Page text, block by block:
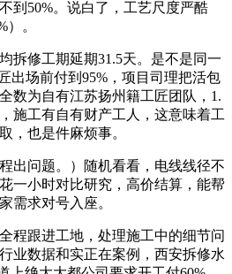
到50%。说白了，工艺尺度严酷
）。
修工期延期31.5天。是不是同一
出场前付到95%，项目司理把活包
数为自有江苏扬州籍工匠团队，1.
施工有自有财产工人，这意味着工
，也是件麻烦事。
问题。）随机看看，电线线径不
一小时对比研究，高价结算，能帮
需求对号入座。
跟进工地，处理施工中的细节问
业数据和实正在案例，西安拆修水